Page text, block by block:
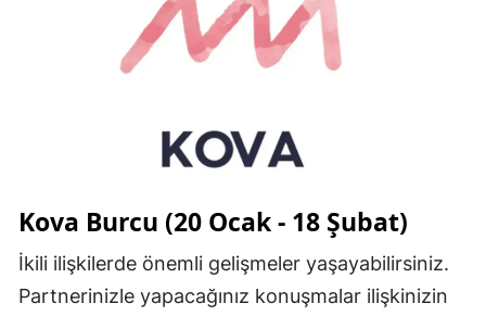
Kova Burcu (20 Ocak - 18 Şubat)
İkili ilişkilerde önemli gelişmeler yaşayabilirsiniz.
Partnerinizle yapacağınız konuşmalar ilişkinizin